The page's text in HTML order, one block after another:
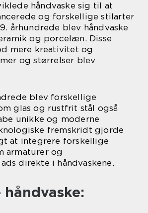
håndvaske sig til at
og forskellige stilarter
århundrede blev håndvaske
og porcelæn. Disse
mere kreativitet og
og størrelser blev
blev forskellige
glas og rustfrit stål også
unikke og moderne
fremskridt gjorde
at integrere forskellige
armaturer og
direkte i håndvaskene.
håndvaske: